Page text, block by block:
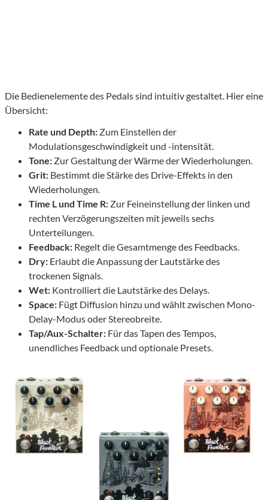
Die Bedienelemente des Pedals sind intuitiv gestaltet. Hier eine
Übersicht:
Rate und Depth: Zum Einstellen der
Modulationsgeschwindigkeit und -intensität.
Tone: Zur Gestaltung der Wärme der Wiederholungen.
Grit: Bestimmt die Stärke des Drive-Effekts in den
Wiederholungen.
Time L und Time R: Zur Feineinstellung der linken und
rechten Verzögerungszeiten mit jeweils sechs
Unterteilungen.
Feedback: Regelt die Gesamtmenge des Feedbacks.
Dry: Erlaubt die Anpassung der Lautstärke des
trockenen Signals.
Wet: Kontrolliert die Lautstärke des Delays.
Space: Fügt Diffusion hinzu und wählt zwischen Mono-
Delay-Modus oder Stereobreite.
Tap/Aux-Schalter: Für das Tapen des Tempos,
unendliches Feedback und optionale Presets.